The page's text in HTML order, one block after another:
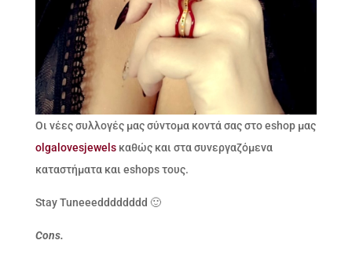
Οι νέες συλλογές μας σύντομα κοντά σας στο eshop μας
olgalovesjewelsκαθώς και στα συνεργαζόμενα
καταστήματα και eshops τους.
Stay Tuneeedddddddd 🙂
Cons.